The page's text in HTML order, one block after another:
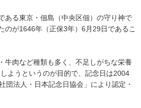
ある東京・佃島（中央区佃）の守り神で
のが1646年（正保3年）6月29日であるこ
牛肉など種類も多く、不足しがちな栄養
ようというのが目的で、記念日は2004
団法人・日本記念日協会」により認定・